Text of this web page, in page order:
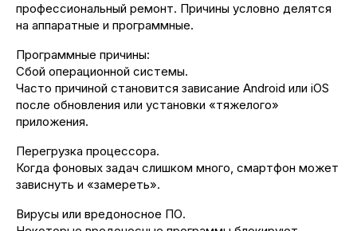
профессиональный ремонт. Причины условно делятся
на аппаратные и программные.
Программные причины:
Сбой операционной системы.
Часто причиной становится зависание Android или iOS
после обновления или установки «тяжелого»
приложения.
Перегрузка процессора.
Когда фоновых задач слишком много, смартфон может
зависнуть и «замереть».
Вирусы или вредоносное ПО.